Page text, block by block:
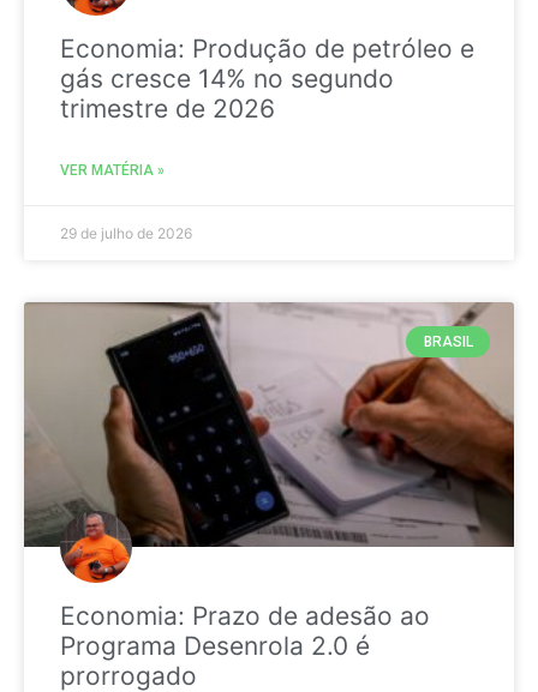
Economia: Produção de petróleo e
gás cresce 14% no segundo
trimestre de 2026
VER MATÉRIA »
29 de julho de 2026
BRASIL
Economia: Prazo de adesão ao
Programa Desenrola 2.0 é
prorrogado